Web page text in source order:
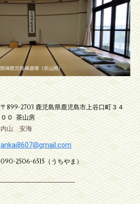
〒899-2703 鹿児島県鹿児島市上谷口町３４
００ 茶山房
内山 安海
ankai8607@gmail.com
090-2506-6515（うちやま）